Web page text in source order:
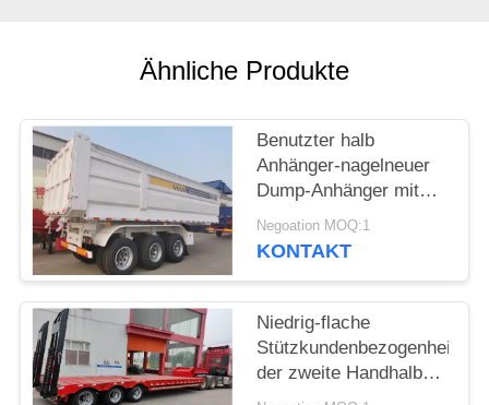
Ähnliche Produkte
Benutzter halb
Anhänger-nagelneuer
Dump-Anhänger mit
2/3/4 Achsen
hergestellt in China-
Negoation MOQ:1
KONTAKT
Niedrig-flache
Stützkundenbezogenheit
der zweite Handhalb
Anhänger-3axle 4axle